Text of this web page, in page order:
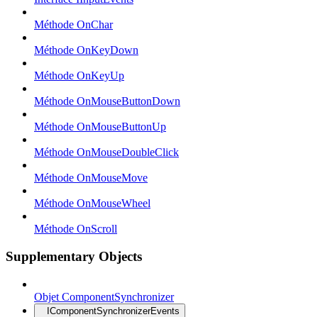
Méthode OnChar
Méthode OnKeyDown
Méthode OnKeyUp
Méthode OnMouseButtonDown
Méthode OnMouseButtonUp
Méthode OnMouseDoubleClick
Méthode OnMouseMove
Méthode OnMouseWheel
Méthode OnScroll
Supplementary Objects
Objet ComponentSynchronizer
IComponentSynchronizerEvents